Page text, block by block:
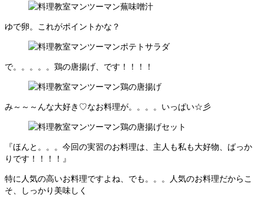
ゆで卵。これがポイントかな？
で。。。。。鶏の唐揚げ、です！！！！
み～～～んな大好き♡なお料理が。。。。いっぱい☆彡
『ほんと。。。今回の実習のお料理は、主人も私も大好物、ばっか
りです！！！！』
特に人気の高いお料理ですよね、でも。。。人気のお料理だからこ
そ、しっかり美味しく